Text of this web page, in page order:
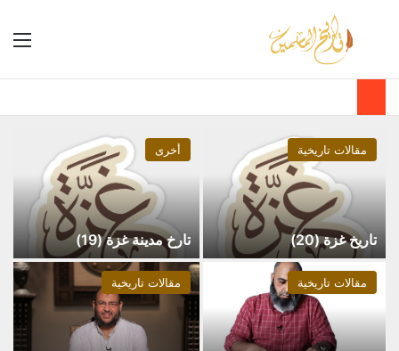
مقالات تاريخية
تاريخ غزة (20)
أخرى
تارخ مدينة غزة (19)
مقالات تاريخية مقالات تاريخية